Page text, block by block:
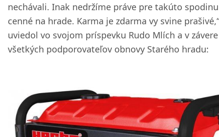
nechávali. Inak nedržíme práve pre takúto
cenné na hrade. Karma je zdarma vy svine prašivé,“
uviedol vo svojom príspevku Rudo Mlích a v
všetkých podporovateľov obnovy Starého hradu: